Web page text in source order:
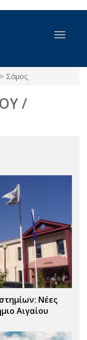
Toggle
> Σάμος
/
Νέες
Αιγαίου